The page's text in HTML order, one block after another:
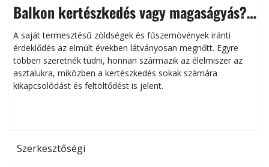
Balkon kertészkedés vagy magaságyás?
Helytakarékos kertészkedés
A saját termesztésű zöldségek és fűszernövények iránti
érdeklődés az elmúlt években látványosan megnőtt. Egyre
többen szeretnék tudni, honnan származik az élelmiszer az
asztalukra, miközben a kertészkedés sokak számára
kikapcsolódást és feltöltődést is jelent.
Szerkesztőségi